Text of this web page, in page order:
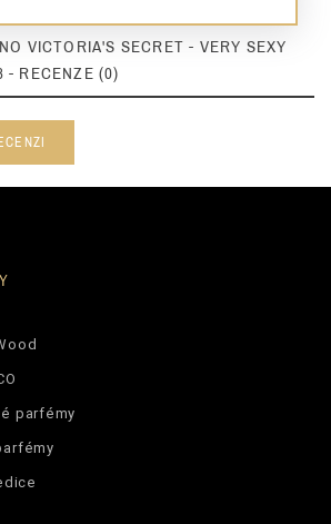
VICTORIA'S SECRET - VERY SEXY
- RECENZE (0)
parfémy